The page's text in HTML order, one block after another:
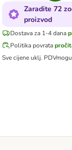
Zaradite 72
proizvod
Dostava za 1-4 dana
Politika povrata
Sve cijene uklj. PDV